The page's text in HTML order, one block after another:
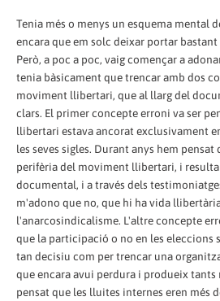
Tenia més o menys un esquema mental
encara que em solc deixar portar
Però, a poc a poc, vaig començar a
tenia bàsicament que trencar amb dos
moviment llibertari, que al llarg del
clars. El primer concepte erroni va ser
llibertari estava ancorat exclusivament
les seves sigles. Durant anys hem
perifèria del moviment llibertari, i
documental, i a través dels
m'adono que no, que hi ha vida
l'anarcosindicalisme. L'altre concepte
que la participació o no en les eleccions
tan decisiu com per trencar una
que encara avui perdura i produeix tants
pensat que les lluites internes eren més